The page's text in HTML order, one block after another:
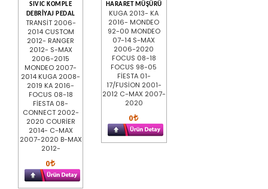
SIVIC KOMPLE
DEBRİYAJ PEDAL
TRANSİT 2006-
2014 CUSTOM
2012- RANGER
2012- S-MAX
2006-2015
MONDEO 2007-
2014 KUGA 2008-
2019 KA 2016-
FOCUS 08-18
FİESTA 08-
CONNECT 2002-
2020 COURİER
2014- C-MAX
2007-2020 B-MAX
2012-
0
HARARET MÜŞÜRÜ
KUGA 2013- KA
2016- MONDEO
92-00 MONDEO
07-14 S-MAX
2006-2020
FOCUS 08-18
FOCUS 98-05
FİESTA 01-
17/FUSİON 2001-
2012 C-MAX 2007-
2020
0